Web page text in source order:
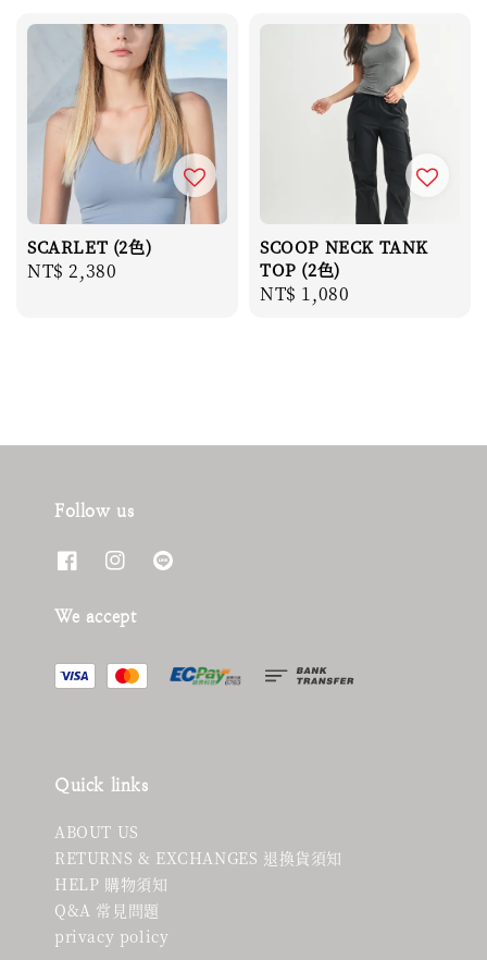
SCARLET (2色)
Regular
NT$ 2,380
SCOOP NECK TANK
TOP (2色)
Regular
NT$ 1,080
Follow us
We accept
Quick links
ABOUT US
RETURNS & EXCHANGES 退換貨須知
HELP 購物須知
Q&A 常見問題
privacy policy